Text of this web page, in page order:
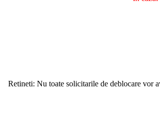
Retineti: Nu toate solicitarile de deblocare vor